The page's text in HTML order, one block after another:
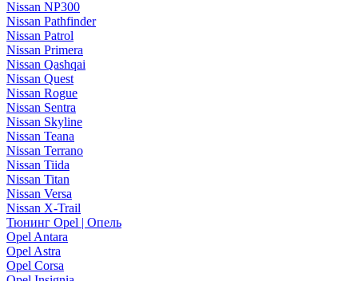
Nissan NP300
Nissan Pathfinder
Nissan Patrol
Nissan Primera
Nissan Qashqai
Nissan Quest
Nissan Rogue
Nissan Sentra
Nissan Skyline
Nissan Teana
Nissan Terrano
Nissan Tiida
Nissan Titan
Nissan Versa
Nissan X-Trail
Тюнинг Opel | Опель
Opel Antara
Opel Astra
Opel Corsa